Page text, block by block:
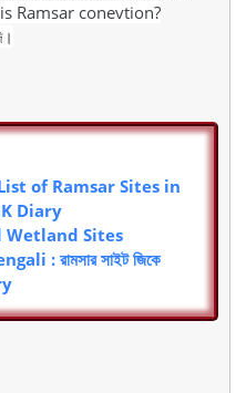
Ramsar conevtion?
: List of Ramsar Sites in
Diary
Wetland Sites
: রামসার সাইট জিকে